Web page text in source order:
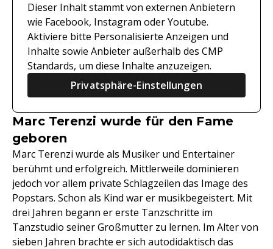
Dieser Inhalt stammt von externen Anbietern
wie Facebook, Instagram oder Youtube.
Aktiviere bitte Personalisierte Anzeigen und
Inhalte sowie Anbieter außerhalb des CMP
Standards, um diese Inhalte anzuzeigen.
Privatsphäre-Einstellungen
Marc Terenzi wurde für den Fame
geboren
Marc Terenzi wurde als Musiker und Entertainer
berühmt und erfolgreich. Mittlerweile dominieren
jedoch vor allem private Schlagzeilen das Image des
Popstars. Schon als Kind war er musikbegeistert. Mit
drei Jahren begann er erste Tanzschritte im
Tanzstudio seiner Großmutter zu lernen. Im Alter von
sieben Jahren brachte er sich autodidaktisch das